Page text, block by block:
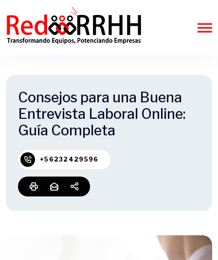
Consejos para una Buena
Entrevista Laboral Online:
Guía Completa
+56232429596